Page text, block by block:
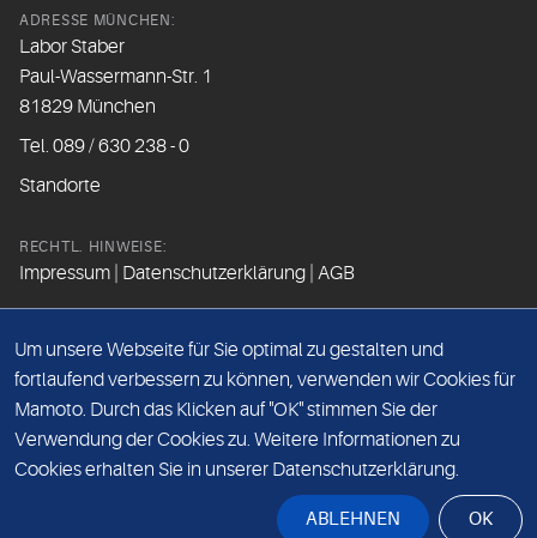
ADRESSE MÜNCHEN:
Labor Staber
Paul-Wassermann-Str. 1
81829 München
Tel. 089 / 630 238 - 0
Standorte
RECHTL. HINWEISE:
Impressum Datenschutzerklärung AGB
Beim Besuch der Social Media Kanäle werden Daten vom
Betreiber der Seite erfasst.
Datenschutzerklärung
Um unsere Webseite für Sie optimal zu gestalten und
fortlaufend verbessern zu können, verwenden wir Cookies für
Mamoto. Durch das Klicken auf "OK" stimmen Sie der
Verwendung der Cookies zu. Weitere Informationen zu
Cookies erhalten Sie in unserer Datenschutzerklärung.
ABLEHNEN OK